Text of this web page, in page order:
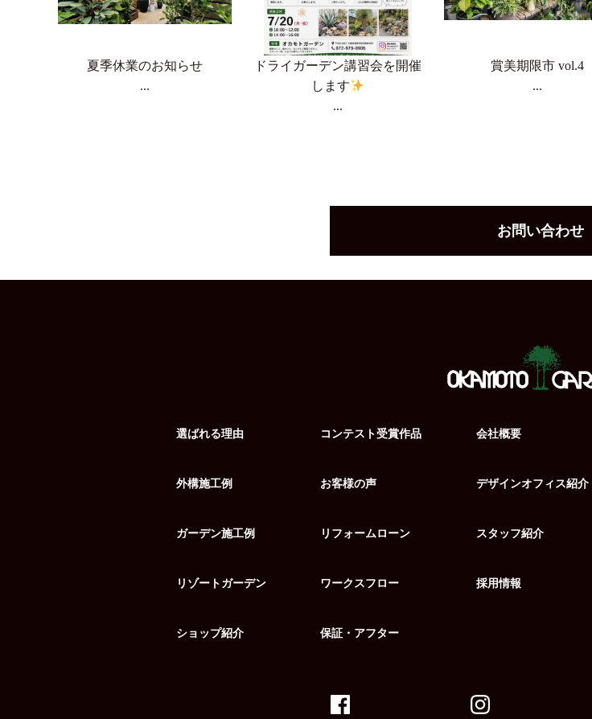
夏季休業のお知らせ
...
ドライガーデン講習会を開催
します
...
賞美期限市 vol.4
...
お問い合わせ
選ばれる理由
外構施工例
ガーデン施工例
リゾートガーデン
ショップ紹介
コンテスト受賞作品
お客様の声
リフォームローン
ワークスフロー
保証・アフター
会社概要
デザインオフィス紹介
スタッフ紹介
採用情報